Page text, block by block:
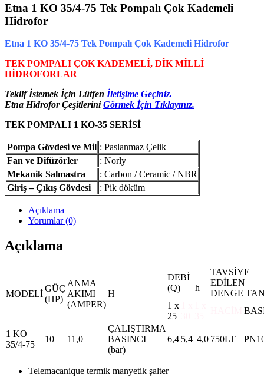
Etna 1 KO 35/4-75 Tek Pompalı Çok Kademeli
Hidrofor
Etna 1 KO 35/4-75 Tek Pompalı Çok Kademeli Hidrofor
TEK POMPALI ÇOK KADEMELİ, DİK MİLLİ
HİDROFORLAR
Teklif İstemek İçin Lütfen İletişime Geçiniz.
Etna Hidrofor ÇeşitleriniGörmek İçin Tıklayınız.
TEK POMPALI 1 KO-35 SERİSİ
Pompa Gövdesi ve Mil : Paslanmaz Çelik
Fan ve Difüzörler
: Norly
Mekanik Salmastra
: Carbon / Ceramic / NBR
Giriş – Çıkış Gövdesi
: Pik döküm
Açıklama
Yorumlar (0)
Açıklama
MODELİ
GÜÇ
(HP)
ANMA
AKIMI
(AMPER)
H
DEBİ
(Q)
h
TAVSİYE
EDİLEN
DENGE
1 x
25
1 KO
35/4-75
10 11,0
ÇALIŞTIRMA
BASINCI
(bar)
6,4 5,4 4,0 750LT
Telemacanique termik manyetik şalter